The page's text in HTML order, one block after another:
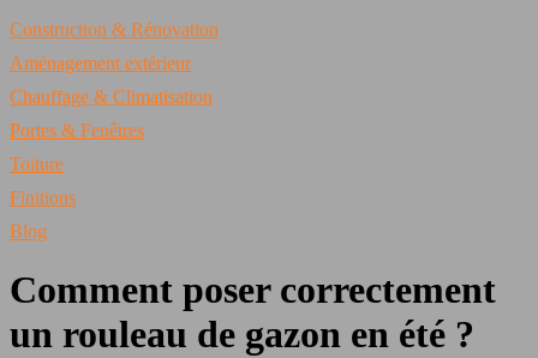
Construction & Rénovation
Aménagement extérieur
Chauffage & Climatisation
Portes & Fenêtres
Toiture
Finitions
Blog
Comment poser correctement
un rouleau de gazon en été ?